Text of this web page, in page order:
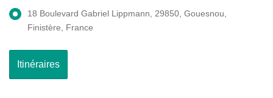
18 Boulevard Gabriel Lippmann, 29850, Gouesnou,
Finistère, France